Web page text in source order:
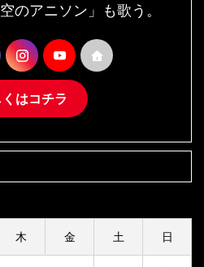
のアニソン」も歌う。
はコチラ
木 金 土 日